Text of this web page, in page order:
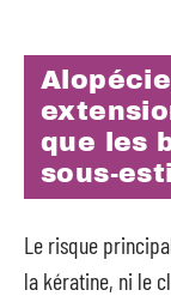
que les
sous-
Le risque
la kératine, ni le